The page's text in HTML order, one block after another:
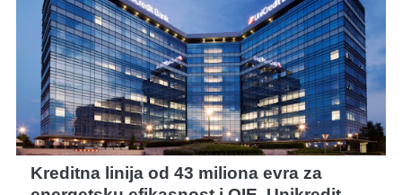
Kreditna linija od 43 miliona evra za